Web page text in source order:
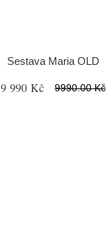
Sestava Maria OLD
9 990 Kč 9990.00 Kč